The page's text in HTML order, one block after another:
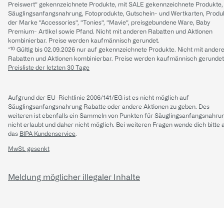
Preiswert“ gekennzeichnete Produkte, mit SALE gekennzeichnete Produkte,
Säuglingsanfangsnahrung, Fotoprodukte, Gutschein- und Wertkarten,
der Marke “Accessories“, “Tonies“, “Mavie“, preisgebundene Ware, Baby
Premium- Artikel sowie Pfand. Nicht mit anderen Rabatten und Aktionen
kombinierbar. Preise werden kaufmännisch gerundet.
*¹⁰ Gültig bis 02.09.2026 nur auf gekennzeichnete Produkte. Nicht mit
Rabatten und Aktionen kombinierbar. Preise werden kaufmännisch
Preisliste der letzten 30 Tage
Aufgrund der EU-Richtlinie 2006/141/EG ist es nicht möglich auf
Säuglingsanfangsnahrung Rabatte oder andere Aktionen zu geben. Des
weiteren ist ebenfalls ein Sammeln von Punkten für
nicht erlaubt und daher nicht möglich. Bei weiteren Fragen wende dich bitte
das BIPA Kundenservice.
MwSt. gesenkt
Meldung möglicher illegaler Inhalte